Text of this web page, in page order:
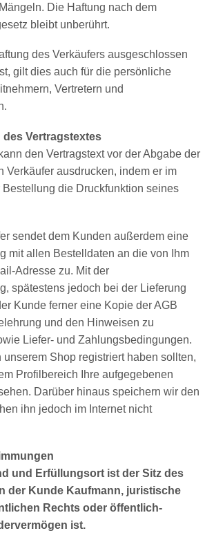
Die Haftung nach dem
bleibt unberührt.
des Verkäufers ausgeschlossen
gilt dies auch für die persönliche
Vertretern und
des Vertragstextes
den Vertragstext vor der Abgabe der
Verkäufer ausdrucken, indem er im
Bestellung die Druckfunktion seines
sendet dem Kunden außerdem eine
mit allen Bestelldaten an die von Ihm
Adresse zu. Mit der
spätestens jedoch bei der Lieferung
Kunde ferner eine Kopie der AGB
und den Hinweisen zu
Liefer- und Zahlungsbedingungen.
unserem Shop registriert haben sollten,
Profilbereich Ihre aufgegebenen
Darüber hinaus speichern wir den
ihn jedoch im Internet nicht
und Erfüllungsort ist der Sitz des
der Kunde Kaufmann, juristische
Rechts oder öffentlich-
ist.